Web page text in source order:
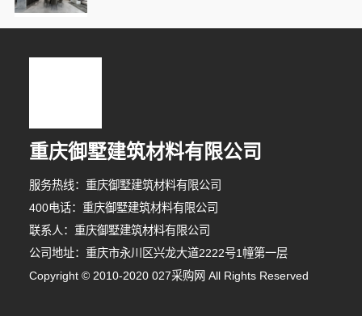
重庆御墅建筑材料有限公司
服务热线：重庆御墅建筑材料有限公司
400电话：重庆御墅建筑材料有限公司
联系人：重庆御墅建筑材料有限公司
公司地址：重庆市永川区兴龙大道2222号1幢第一层
Copyright © 2010-2020 027采购网 All Rights Reserved
6分钟前 马先生 正在咨询